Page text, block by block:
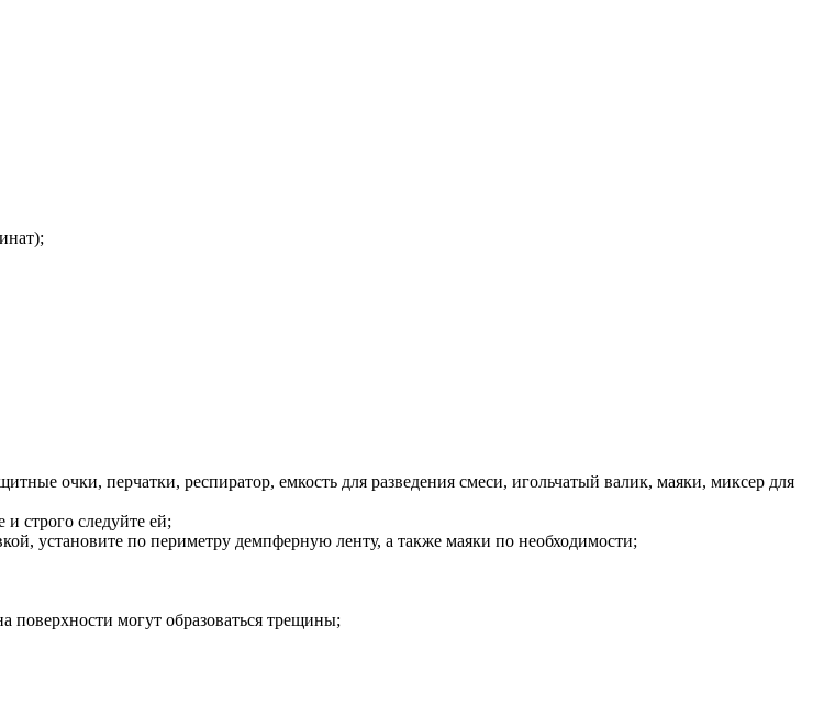
очки, перчатки, респиратор, емкость для разведения смеси, игольчатый валик, маяки, миксер для
строго следуйте ей;
установите по периметру демпферную ленту, а также маяки по необходимости;
могут образоваться трещины;